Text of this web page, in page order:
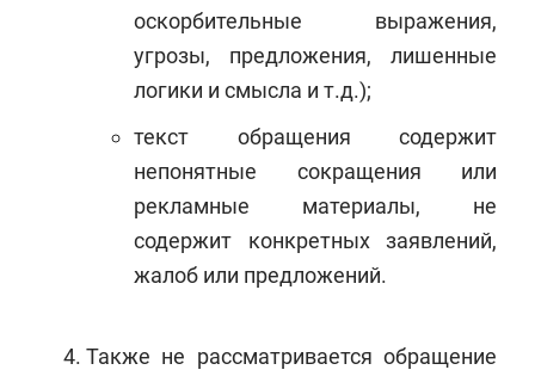
оскорбительные выражения,
угрозы, предложения, лишенные
логики и смысла и т.д.);
текст обращения содержит
непонятные сокращения или
рекламные материалы, не
содержит конкретных заявлений,
жалоб или предложений.
Также не рассматривается обращение